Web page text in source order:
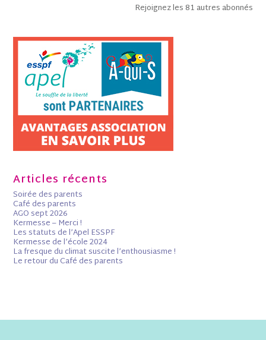
Rejoignez les 81 autres abonnés
Articles récents
Soirée des parents
Café des parents
AGO sept 2026
Kermesse – Merci !
Les statuts de l’Apel ESSPF
Kermesse de l’école 2024
La fresque du climat suscite l’enthousiasme !
Le retour du Café des parents